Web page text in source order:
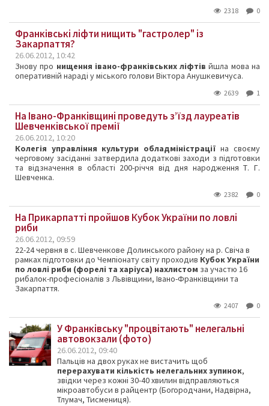
2318 0
Франківські ліфти нищить "гастролер" із
Закарпаття?
26.06.2012, 10:42
Знову про нищення івано-франківських ліфтівйшла мова на
оперативній нараді у міського голови Віктора Анушкевичуса.
2639 1
На Івано-Франківщині проведуть з’їзд лауреатів
Шевченківської премії
26.06.2012, 10:20
Колегія управління культури обладміністрації на своєму
черговому засіданні затвердила додаткові заходи з підготовки
та відзначення в області 200-річчя від дня народження Т. Г.
Шевченка.
2382 0
На Прикарпатті пройшов Кубок України по ловлі
риби
26.06.2012, 09:59
22-24 червня в с. Шевченкове Долинського району на р. Свіча в
рамках підготовки до Чемпіонату світу проходив Кубок України
по ловлі риби (форелі та харіуса) нахлистом за участю 16
рибалок-професіоналів з Львівщини, Івано-Франківщини та
Закарпаття.
2407 0
У Франківську "процвітають" нелегальні
автовокзали (фото)
26.06.2012, 09:40
Пальців на двох руках не вистачить щоб
перерахувати кількість нелегальних зупинок,
звідки через кожні 30-40 хвилин відправляються
мікроавтобуси в райцентр (Богородчани, Надвірна,
Тлумач, Тисмениця).